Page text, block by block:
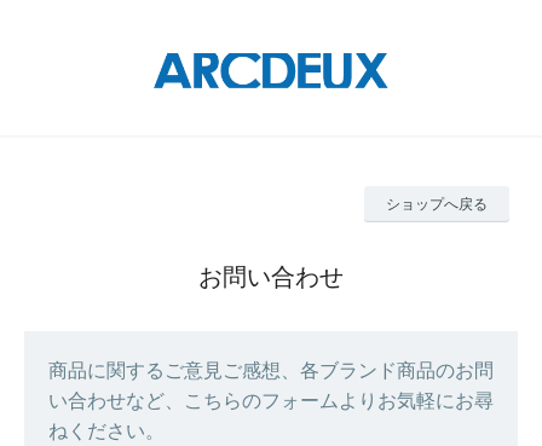
ショップへ戻る
お問い合わせ
商品に関するご意見ご感想、各ブランド商品のお問
い合わせなど、こちらのフォームよりお気軽にお尋
ねください。